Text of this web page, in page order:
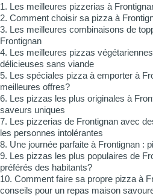
1. Les meilleures pizzerias à
2. Comment choisir sa pizza à
3. Les meilleures combinaisons de
Frontignan
4. Les meilleures pizzas
délicieuses sans viande
5. Les spéciales pizza à emporter à
meilleures offres?
6. Les pizzas les plus originales à
saveurs uniques
7. Les pizzerias de Frontignan avec
les personnes intolérantes
8. Une journée parfaite à Frontignan :
9. Les pizzas les plus populaires de
préférés des habitants?
10. Comment faire sa propre pizza à
conseils pour un repas maison